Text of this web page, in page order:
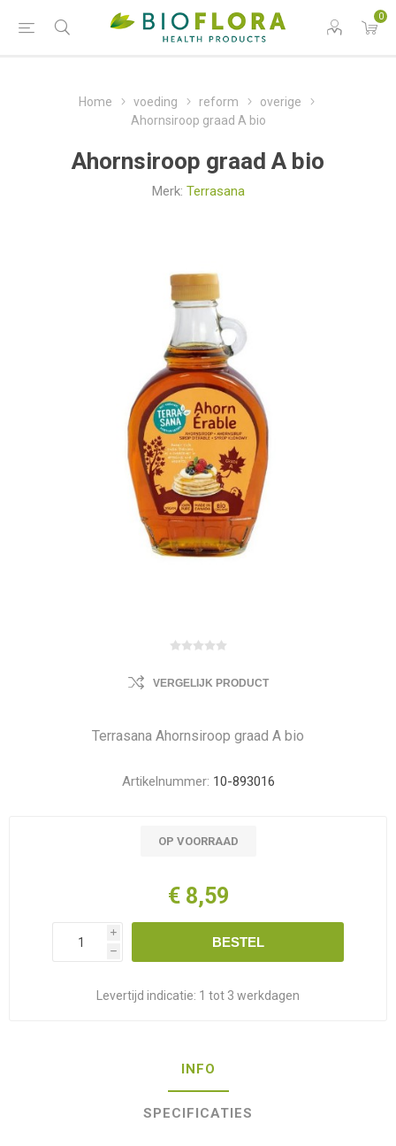
0
Home voeding reform
overige
Ahornsiroop graad A bio
Ahornsiroop graad A bio
Merk: Terrasana
VERGELIJK PRODUCT
Terrasana Ahornsiroop graad A bio
Artikelnummer: 10-893016
OP VOORRAAD
€ 8,59
i
h
BESTEL
Levertijd indicatie: 1 tot 3 werkdagen
INFO
SPECIFICATIES